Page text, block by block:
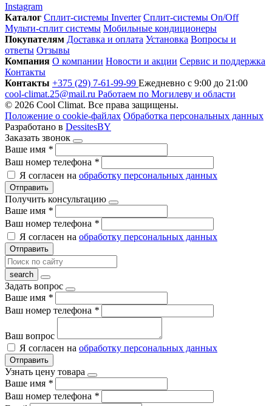
Instagram
Каталог Сплит-системы Inverter Сплит-системы On/Off
Мульти-сплит системы Мобильные кондиционеры
Покупателям Доставка и оплата Установка Вопросы и
ответы Отзывы
Компания О компании Новости и акции Сервис и поддержка
Контакты
Контакты +375 (29) 7-61-99-99 Ежедневно с 9:00 до 21:00
cool-climat.25@mail.ru Работаем по Могилеву и области
© 2026 Cool Climat. Все права защищены.
Положение о cookie-файлах Обработка персональных данных
Разработано в DessitesBY
Заказать звонок
Ваше имя *
Ваш номер телефона *
Я согласен на обработку персональных данных
Отправить
Получить консультацию
Ваше имя *
Ваш номер телефона *
Я согласен на обработку персональных данных
Отправить
Задать вопрос
Ваше имя *
Ваш номер телефона *
Ваш вопрос
Я согласен на обработку персональных данных
Отправить
Узнать цену товара
Ваше имя *
Ваш номер телефона *